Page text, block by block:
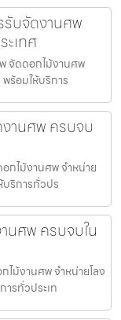
รับจัดงานศพ
เทศ
จัดดอกไม้งานศพ
ร้อมให้บริการ
านศพ ครบจบ
กไม้งานศพ จำหน่าย
บริการทั่วปร
นศพ ครบจบใน
ม้งานศพ จำหน่ายโลง
รทั่วประเท